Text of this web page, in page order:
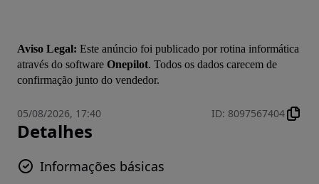
Aviso Legal: Este anúncio foi publicado por rotina informática
através do software Onepilot. Todos os dados carecem de
confirmação junto do vendedor.
05/08/2026, 17:40 ID: 8097567404
Detalhes
Informações básicas